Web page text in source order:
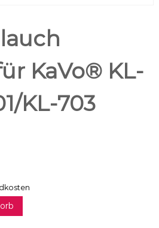
KaVo® KL-
KL-703